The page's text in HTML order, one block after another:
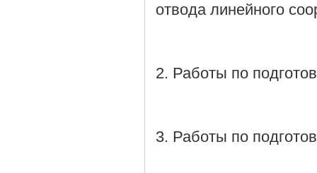
отвода линейного
2. Работы по
3. Работы по